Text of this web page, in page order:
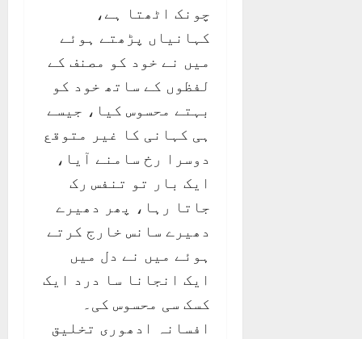
چونک اٹھتا ہے،
کہانیاں پڑھتے ہوئے
میں نے خود کو مصنف کے
لفظوں کے ساتھ خود کو
بہتے محسوس کیا، جیسے
ہی کہانی کا غیر متوقع
دوسرا رخ سامنے آیا،
ایک بار تو تنفس رک
جاتا رہا، پھر دھیرے
دھیرے سانس خارج کرتے
ہوئے میں نے دل میں
ایک انجانا سا درد ایک
کسک سی محسوس کی۔
افسانہ ادھوری تخلیق